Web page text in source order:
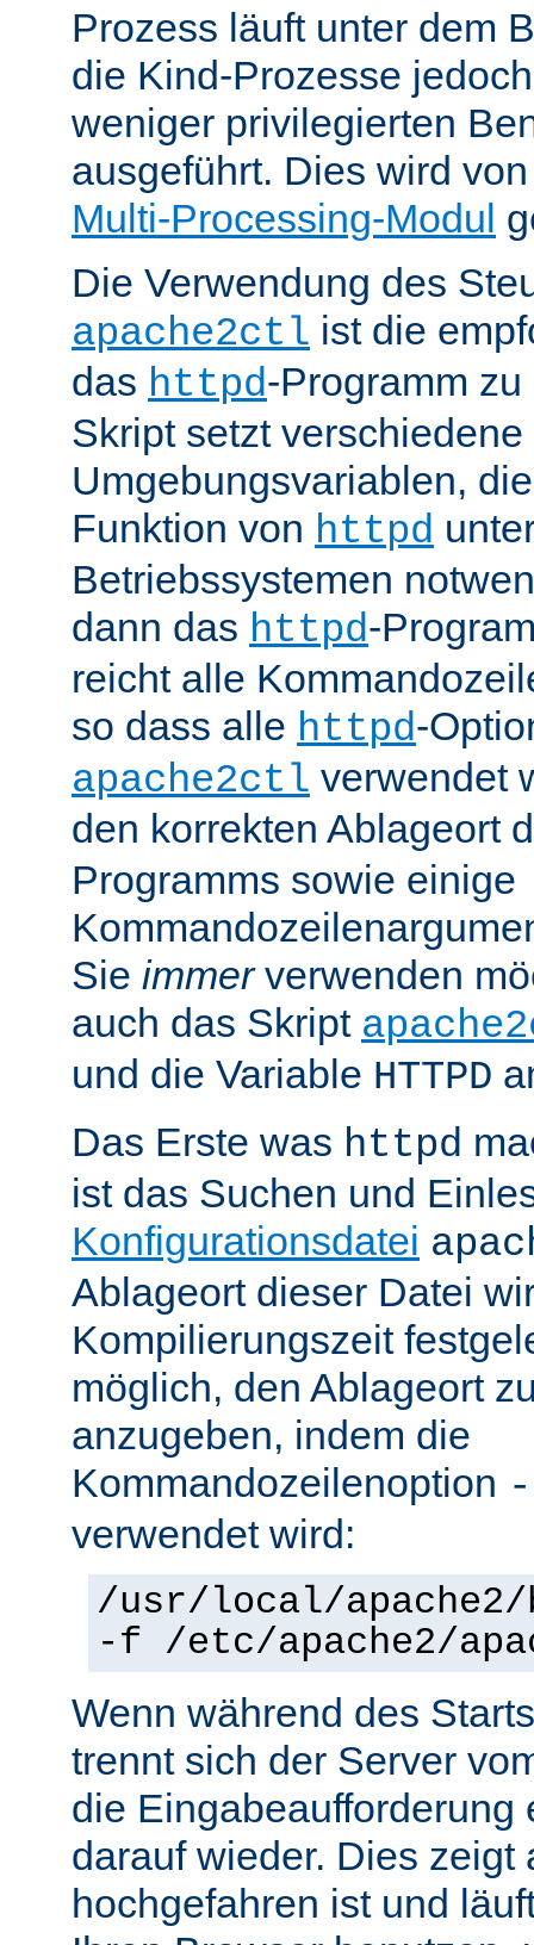
Prozess läuft unter dem
die Kind-Prozesse
weniger privilegierten
ausgeführt. Dies wird
Multi-Processing-Modul
Die Verwendung des
apache2ctl ist die
das httpd-Programm
Skript setzt verschiedene
Umgebungsvariablen,
Funktion von httpd
Betriebssystemen
dann das httpd-
reicht alle
so dass alle httpd-
apache2ctl verwendet
den korrekten Ablageort
Programms sowie einige
Sie immerverwenden
auch das Skript
und die Variable HTTPD
Das Erste was httpd
ist das Suchen und
Konfigurationsdatei
Ablageort dieser Datei
Kompilierungszeit
möglich, den Ablageort
anzugeben, indem die
Kommandozeilenoption
verwendet wird:
/usr/local/
-f /etc/apache2/
Wenn während des
trennt sich der Server
die Eingabeaufforderung
darauf wieder. Dies zeigt
hochgefahren ist und